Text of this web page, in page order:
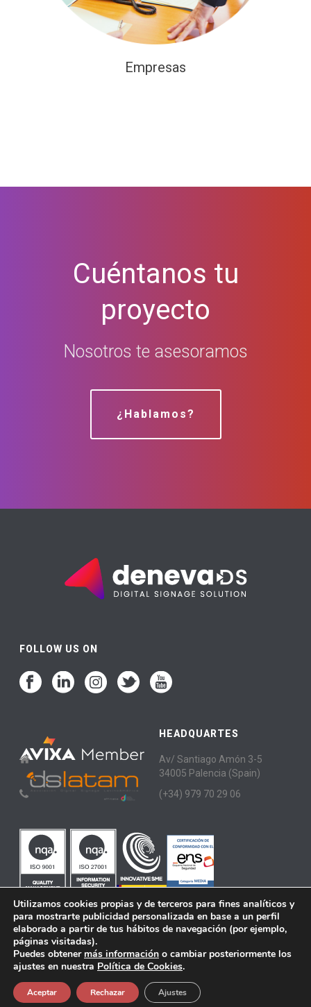
Empresas
Cuéntanos tu
proyecto
Nosotros te asesoramos
¿Hablamos?
FOLLOW US ON
HEADQUARTES
Av/ Santiago Amón 3-5
34005 Palencia (Spain)
(+34) 979 70 29 06
ICON Multimedia · Copyright All Rights Reserved © 2020
Política de Privacidad
Utilizamos cookies propias y de terceros para fines analíticos y
para mostrarte publicidad personalizada en base a un perfil
elaborado a partir de tus hábitos de navegación (por ejemplo,
páginas visitadas).
Puedes obtener más información o cambiar posteriormente los
ajustes en nuestra Política de Cookies.
Aceptar Rechazar Ajustes